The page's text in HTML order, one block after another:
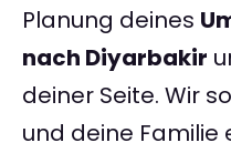
Planung deines
nach Diyarbakir
deiner Seite. Wir
und deine Familie